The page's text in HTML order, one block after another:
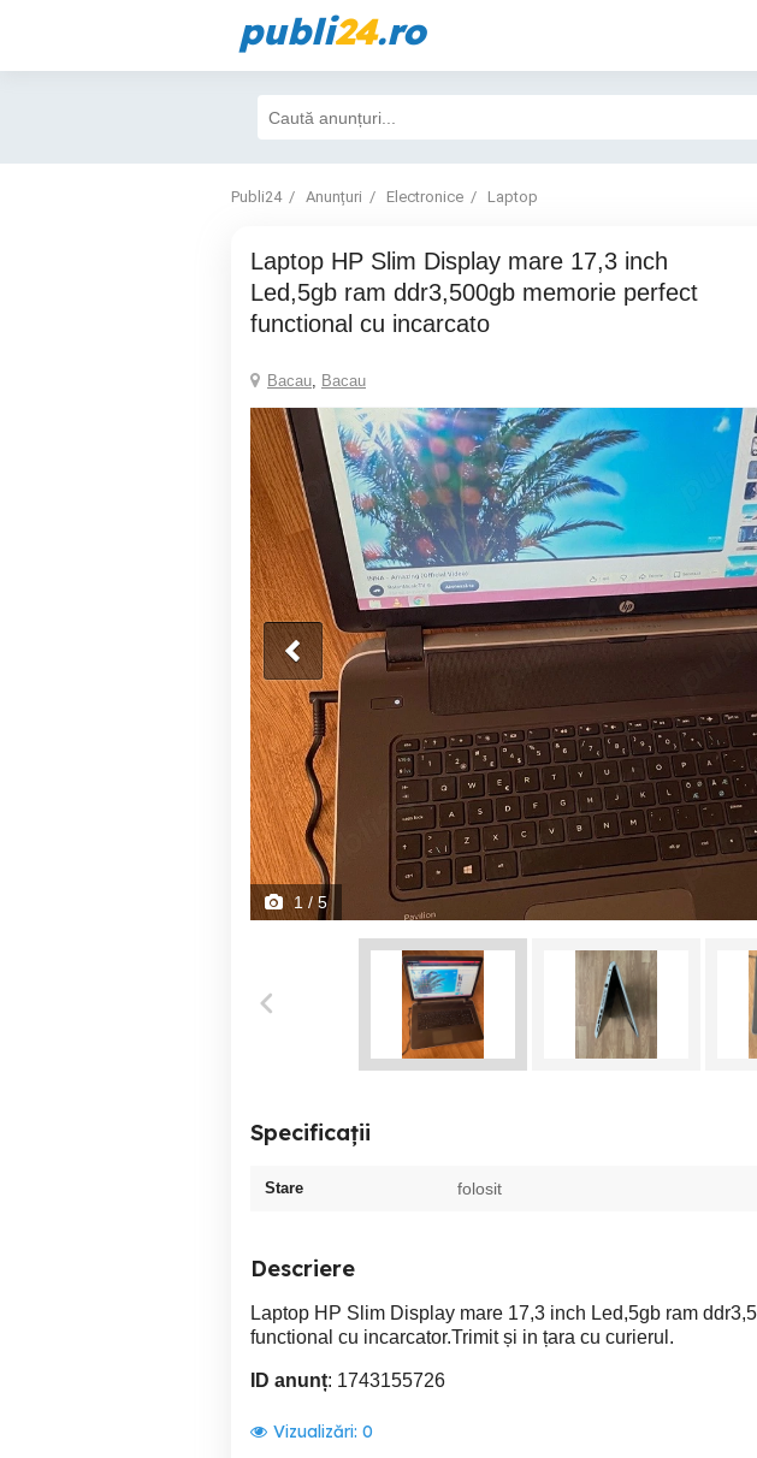
publi24.ro
Publi24 Anunțuri Electronice Laptop
Laptop HP Slim Display mare 17,3 inch
Led,5gb ram ddr3,500gb memorie perfect
functional cu incarcato
Bacau, Bacau
1 / 5
Specificații
Stare folosit
Descriere
Laptop HP Slim Display mare 17,3 inch Led,5gb ram
functional cu incarcator.Trimit și in țara cu curierul.
ID anunț: 1743155726
Vizualizări: 0